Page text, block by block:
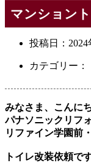
マンション
投稿日： 2024
カテゴリー：
みなさま、こんにち
パナソニックリフ
リファイン学園前
トイレ改装依頼で